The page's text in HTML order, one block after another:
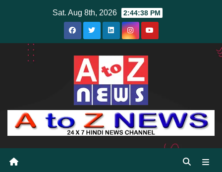
Sat. Aug 8th, 2026 2:44:39 PM